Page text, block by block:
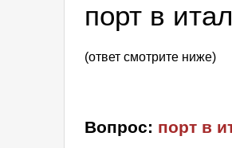
порт в
(ответ смотрите ниже)
Вопрос: порт в